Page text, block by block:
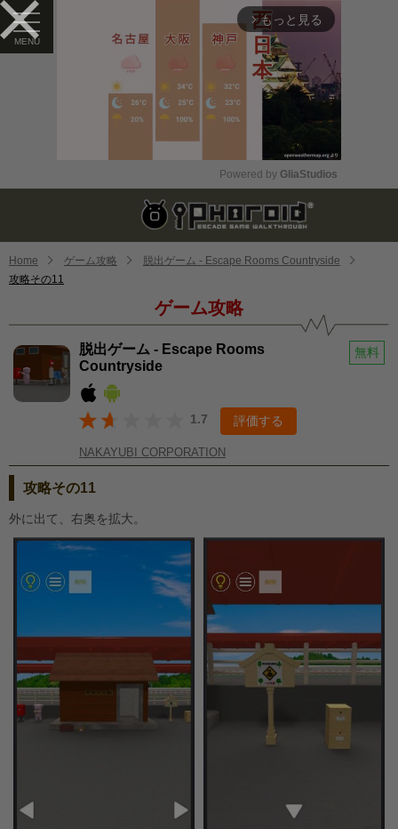
arrow_forward_ios もっと見る
Mute
Powered by GliaStudios
Home ゲーム攻略
脱出ゲーム - Escape Rooms Countryside
攻略その11
ゲーム攻略
脱出ゲーム - Escape Rooms
Countryside
無料
1.7 評価する
NAKAYUBI CORPORATION
攻略その11
外に出て、右奥を拡大。